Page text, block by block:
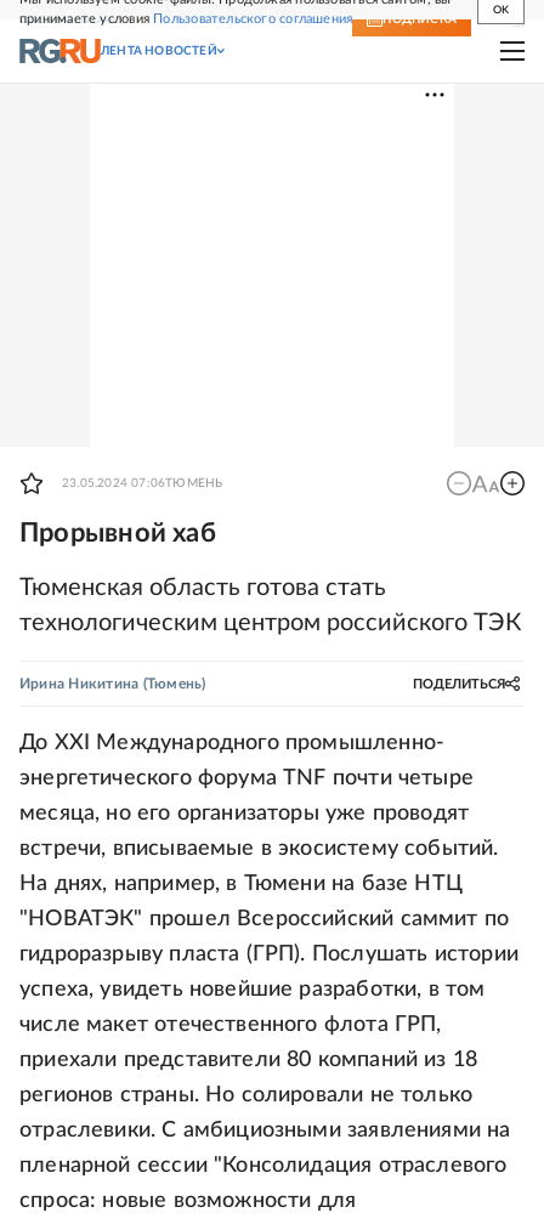
принимаете условия Пользовательского соглашения
OK
СВЕЖИЙ НОМЕР ПОДПИСКА
ЛЕНТА НОВОСТЕЙ
23.05.2024 07:06ТЮМЕНЬ
Прорывной хаб
Тюменская область готова стать
технологическим центром российского ТЭК
Ирина Никитина (Тюмень) ПОДЕЛИТЬСЯ
До XXI Международного промышленно-
энергетического форума TNF почти четыре
месяца, но его организаторы уже проводят
встречи, вписываемые в экосистему событий.
На днях, например, в Тюмени на базе НТЦ
"НОВАТЭК" прошел Всероссийский саммит по
гидроразрыву пласта (ГРП). Послушать истории
успеха, увидеть новейшие разработки, в том
числе макет отечественного флота ГРП,
приехали представители 80 компаний из 18
регионов страны. Но солировали не только
отраслевики. С амбициозными заявлениями на
пленарной сессии "Консолидация отраслевого
спроса: новые возможности для